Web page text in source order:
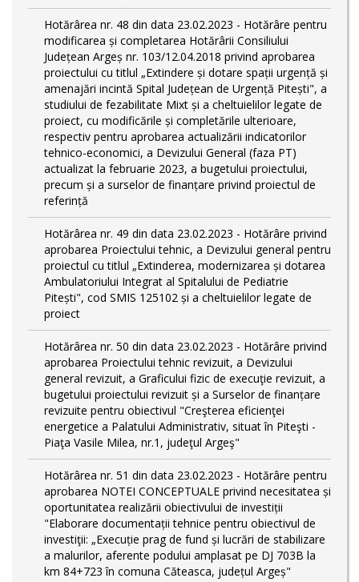
Hotărârea nr. 48 din data 23.02.2023 - Hotărâre pentru
modificarea și completarea Hotărârii Consiliului
Județean Argeș nr. 103/12.04.2018 privind aprobarea
proiectului cu titlul „Extindere și dotare spații urgență și
amenajări incintă Spital Județean de Urgență Pitești", a
studiului de fezabilitate Mixt și a cheltuielilor legate de
proiect, cu modificările și completările ulterioare,
respectiv pentru aprobarea actualizării indicatorilor
tehnico-economici, a Devizului General (faza PT)
actualizat la februarie 2023, a bugetului proiectului,
precum și a surselor de finanțare privind proiectul de
referință
Hotărârea nr. 49 din data 23.02.2023 - Hotărâre privind
aprobarea Proiectului tehnic, a Devizului general pentru
proiectul cu titlul „Extinderea, modernizarea și dotarea
Ambulatoriului Integrat al Spitalului de Pediatrie
Pitești", cod SMIS 125102 și a cheltuielilor legate de
proiect
Hotărârea nr. 50 din data 23.02.2023 - Hotărâre privind
aprobarea Proiectului tehnic revizuit, a Devizului
general revizuit, a Graficului fizic de execuţie revizuit, a
bugetului proiectului revizuit și a Surselor de finanțare
revizuite pentru obiectivul "Creşterea eficienţei
energetice a Palatului Administrativ, situat în Piteşti -
Piaţa Vasile Milea, nr.1, judeţul Argeş"
Hotărârea nr. 51 din data 23.02.2023 - Hotărâre pentru
aprobarea NOTEI CONCEPTUALE privind necesitatea și
oportunitatea realizării obiectivului de investiții
"Elaborare documentații tehnice pentru obiectivul de
investiţii: „Execuție prag de fund și lucrări de stabilizare
a malurilor, aferente podului amplasat pe DJ 703B la
km 84+723 în comuna Căteasca, județul Argeș"